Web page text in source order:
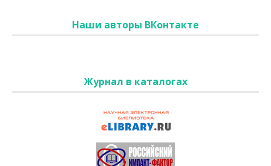
Наши авторы ВКонтакте
Журнал в каталогах